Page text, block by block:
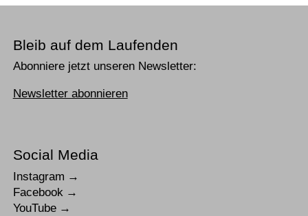
Bleib auf dem Laufenden
Abonniere jetzt unseren Newsletter:
Newsletter abonnieren
Social Media
Instagram
Facebook
YouTube